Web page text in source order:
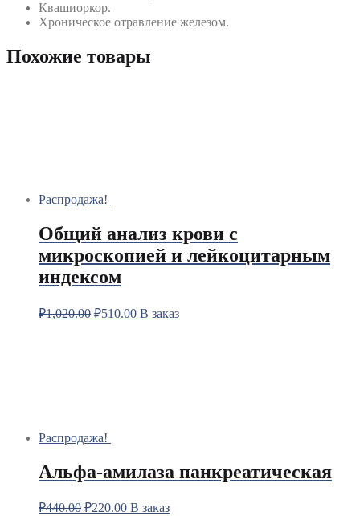
Квашиоркор.
Хроническое отравление железом.
Похожие товары
Распродажа!
Общий анализ крови с
микроскопией и лейкоцитарным
индексом
₽1,020.00 ₽510.00 В заказ
Распродажа!
Альфа-амилаза панкреатическая
₽440.00 ₽220.00 В заказ